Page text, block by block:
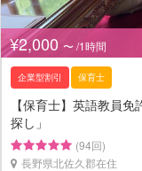
¥2,000 〜 /1時間
企業型割引 保育士
【保育士】英語教員
探し」
(94回)
長野県北佐久郡在住